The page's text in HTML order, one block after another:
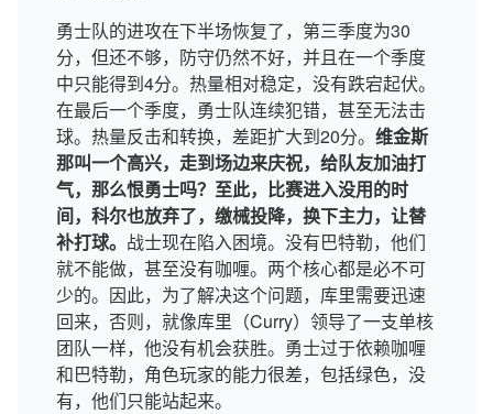
勇士队的进攻在下半场恢复了，第三季度为30
分，但还不够，防守仍然不好，并且在一个季度
中只能得到4分。热量相对稳定，没有跌宕起伏。
在最后一个季度，勇士队连续犯错，甚至无法击
球。热量反击和转换，差距扩大到20分。 维金斯
那叫一个高兴，走到场边来庆祝，给队友加油打
气，那么恨勇士吗？至此，比赛进入没用的时
间，科尔也放弃了，缴械投降，换下主力，让替
补打球。 战士现在陷入困境。没有巴特勒，他们
就不能做，甚至没有咖喱。两个核心都是必不可
少的。因此，为了解决这个问题，库里需要迅速
回来，否则，就像库里（Curry）领导了一支单核
团队一样，他没有机会获胜。勇士过于依赖咖喱
和巴特勒，角色玩家的能力很差，包括绿色，没
有，他们只能站起来。